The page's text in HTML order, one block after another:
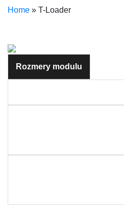
Home » T-Loader
Rozmery modulu